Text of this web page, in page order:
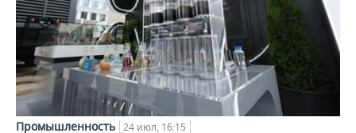
Промышленность 24 июл, 16:15